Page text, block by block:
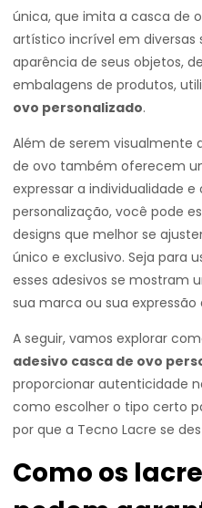
única, que imita a casca de
artístico incrível em diversas
aparência de seus objetos,
embalagens de produtos,
ovo personalizado.
Além de serem visualmente
de ovo também oferecem
expressar a individualidade e
personalização, você pode
designs que melhor se
único e exclusivo. Seja para
esses adesivos se mostram
sua marca ou sua expressão
A seguir, vamos explorar
adesivo casca de ovo
proporcionar autenticidade
como escolher o tipo certo
por que a Tecno Lacre se
Como os